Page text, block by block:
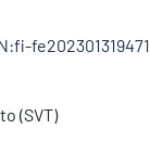
fe202301319471
(SVT)